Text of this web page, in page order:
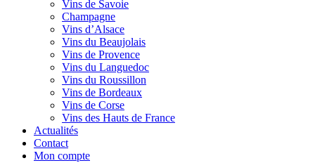
Vins de Savoie
Champagne
Vins d’Alsace
Vins du Beaujolais
Vins de Provence
Vins du Languedoc
Vins du Roussillon
Vins de Bordeaux
Vins de Corse
Vins des Hauts de France
Actualités
Contact
Mon compte